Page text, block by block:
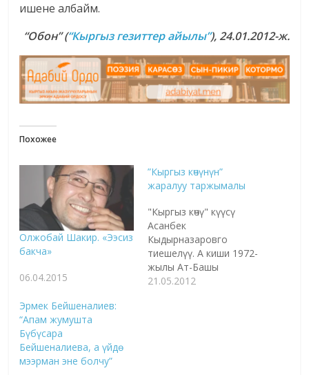
ишене албайм.
“Обон” (“Кыргыз гезиттер айылы”), 24.01.2012-ж.
Похожее
Олжобай Шакир. «Ээсиз
бакча»
06.04.2015
‎”Кыргыз көчүнүн”
жаралуу таржымалы
"Кыргыз көчү" күүсү
Асанбек
Кыдырназаровго
тиешелүү. А киши 1972-
жылы Ат-Башы
районунун мен жашаган
21.05.2012
Эрмек Бейшеналиев:
“Апам жумушта
Бүбүсара
Бейшеналиева, а үйдө
мээрман эне болчу”